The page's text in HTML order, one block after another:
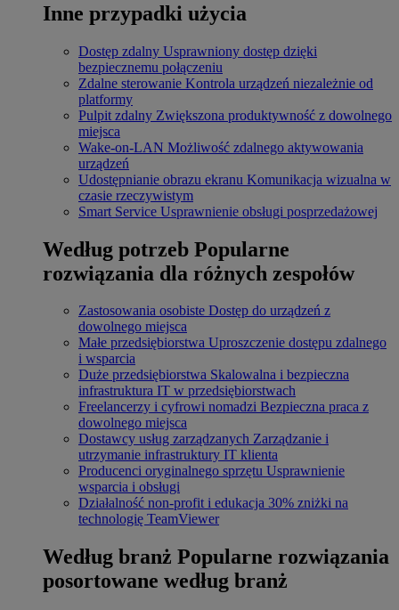
Inne przypadki użycia
Dostęp zdalny Usprawniony dostęp dzięki
bezpiecznemu połączeniu
Zdalne sterowanie Kontrola urządzeń niezależnie od
platformy
Pulpit zdalny Zwiększona produktywność z dowolnego
miejsca
Wake-on-LAN Możliwość zdalnego aktywowania
urządzeń
Udostępnianie obrazu ekranu Komunikacja wizualna w
czasie rzeczywistym
Smart Service Usprawnienie obsługi posprzedażowej
Według potrzeb Popularne
rozwiązania dla różnych zespołów
Zastosowania osobiste Dostęp do urządzeń z
dowolnego miejsca
Małe przedsiębiorstwa Uproszczenie dostępu zdalnego
i wsparcia
Duże przedsiębiorstwa Skalowalna i bezpieczna
infrastruktura IT w przedsiębiorstwach
Freelancerzy i cyfrowi nomadzi Bezpieczna praca z
dowolnego miejsca
Dostawcy usług zarządzanych Zarządzanie i
utrzymanie infrastruktury IT klienta
Producenci oryginalnego sprzętu Usprawnienie
wsparcia i obsługi
Działalność non-profit i edukacja 30% zniżki na
technologię TeamViewer
Według branż Popularne rozwiązania
posortowane według branż